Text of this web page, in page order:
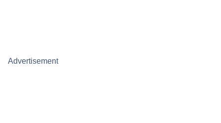
Advertisement